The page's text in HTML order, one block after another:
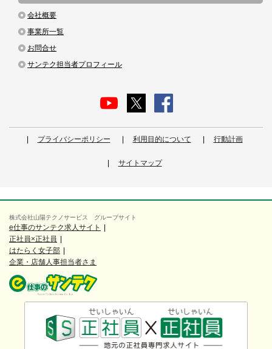
会社概要
事業所一覧
お問合せ
サンテク担当者プロフィール
プライバシーポリシー 利用目的について 行動計画
サイトマップ
株式会社山陽テクノサービス グループサイト
e仕事のサンテク求人サイト
正社員×正社員
はたらく女子部
企業・店舗人事担当者さま